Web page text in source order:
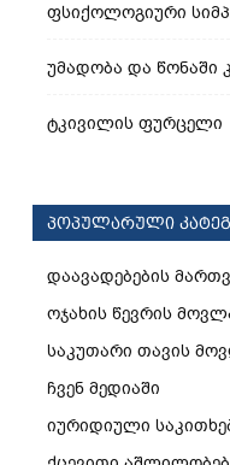
ფსიქოლოგიური
უმადობა და
ტკივილის ფურცელი
პოპულარული
დაავადებების
ოჯახის წევრის
საკუთარი თავის
ჩვენ მედიაში
იურიდიული